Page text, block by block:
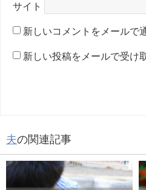
サイト
新しいコメントをメールで
新しい投稿をメールで受け
夫の関連記事